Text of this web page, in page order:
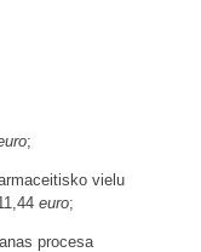
;
vielu
euro;
procesa